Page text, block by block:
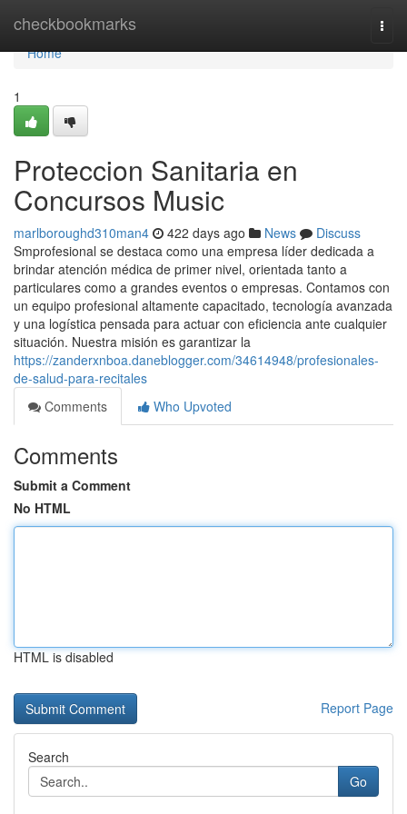
checkbookmarks
Home
Home
1
Proteccion Sanitaria en
Concursos Music
marlboroughd310man4 422 days ago News
Discuss
Smprofesional se destaca como una empresa líder dedicada a
brindar atención médica de primer nivel, orientada tanto a
particulares como a grandes eventos o empresas. Contamos con
un equipo profesional altamente capacitado, tecnología avanzada
y una logística pensada para actuar con eficiencia ante cualquier
situación. Nuestra misión es garantizar la
https://zanderxnboa.daneblogger.com/34614948/profesionales-
de-salud-para-recitales
Comments
Who Upvoted
Comments
Submit a Comment
No HTML
HTML is disabled
Report Page
Search
Go